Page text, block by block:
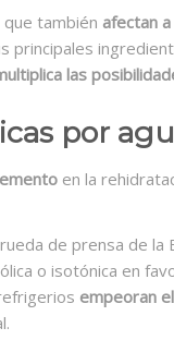
que también afectan
principales
las
por
en la
de prensa de la
o isotónica en
empeoran